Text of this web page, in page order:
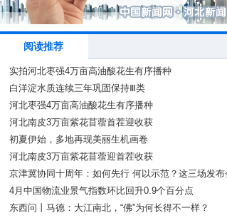
阅读推荐
实拍河北枣强4万亩高油酸花生有序播种
白洋淀水质连续三年巩固保持Ⅲ类
河北枣强4万亩高油酸花生有序播种
河北南皮3万亩紫花苜蓿首茬迎收获
初夏伊始，多地再现美丽生机画卷
河北南皮3万亩紫花苜蓿迎首茬收获
京津冀协同十周年：如何先行 何以示范？这三场发布
可窥一斑
4月中国物流业景气指数环比回升0.9个百分点
东西问丨马德：大江南北，“佛”为何长得不一样？